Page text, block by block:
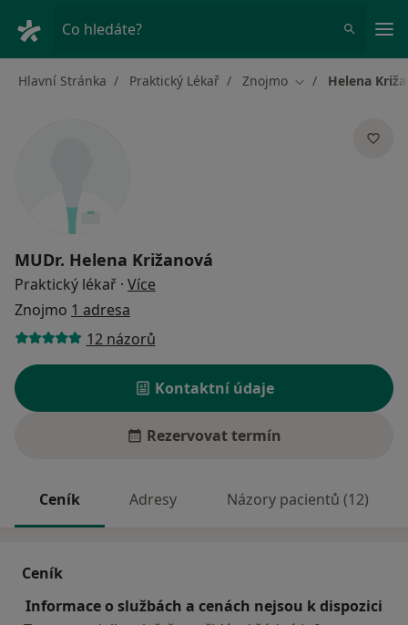
Co hledáte?
Hlavní Stránka Praktický Lékař Znojmo Změna města
Helena
MUDr. Helena Križanová
Praktický lékař · Více
Znojmo 1 adresa
12 názorů
Kontaktní údaje
Rezervovat termín
Ceník Adresy Názory pacientů (12)
Ceník
Informace o službách a cenách nejsou k dispozici